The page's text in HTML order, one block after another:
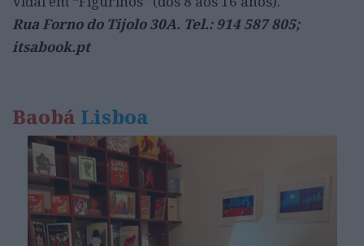
Rua Forno do Tijolo 30A. Tel.: 914 587 805;
itsabook.pt
Baobá Lisboa